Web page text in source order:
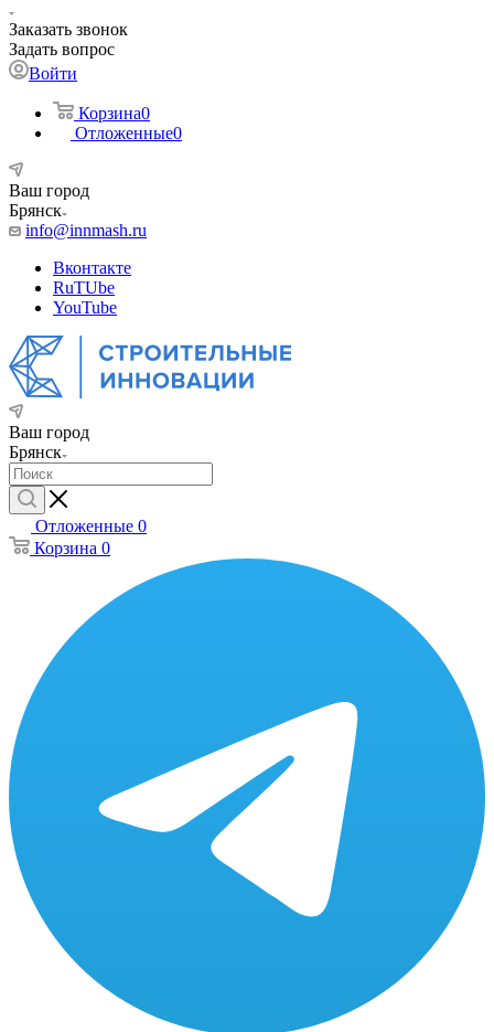
Заказать звонок
Задать вопрос
Войти
Корзина0
Отложенные0
Ваш город
Брянск
info@innmash.ru
Вконтакте
RuTUbe
YouTube
Ваш город
Брянск
Отложенные 0
Корзина 0